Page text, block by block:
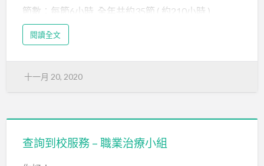
節數︰每節6小時, 全年共約35節 ( 約210小時 )
skwtts-_報價表下載
閱讀全文
十一月 20, 2020
查詢到校服務 – 職業治療小組